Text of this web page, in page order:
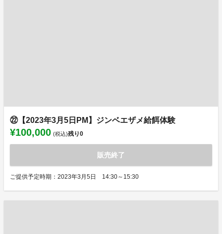
㉒【2023年3月5日PM】ジンベエザメ給餌体験
¥100,000 (税込)残り0
販売終了
ご提供予定時期：2023年3月5日 14:30～15:30